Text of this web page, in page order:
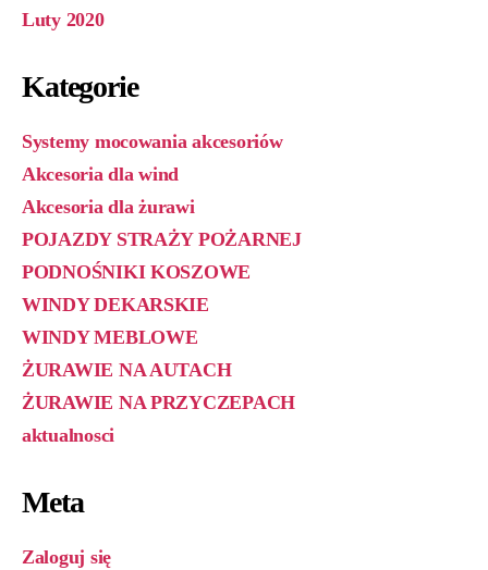
Luty 2020
Kategorie
Systemy mocowania akcesoriów
Akcesoria dla wind
Akcesoria dla żurawi
POJAZDY STRAŻY POŻARNEJ
PODNOŚNIKI KOSZOWE
WINDY DEKARSKIE
WINDY MEBLOWE
ŻURAWIE NA AUTACH
ŻURAWIE NA PRZYCZEPACH
aktualnosci
Meta
Zaloguj się